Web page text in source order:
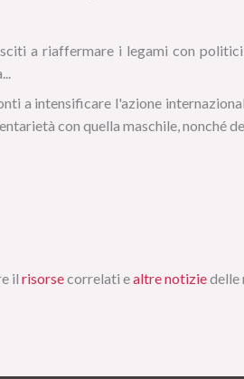
a riaffermare i legami con
a intensificare l'azione
con quella maschile, nonché
il risorsecorrelati ealtre notiziedelle